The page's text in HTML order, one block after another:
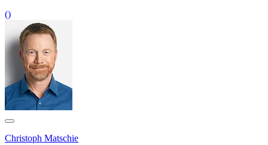
()
Christoph Matschie